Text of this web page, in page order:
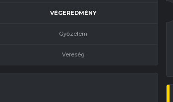
VÉGEREDMÉNY
Győzelem
Vereség